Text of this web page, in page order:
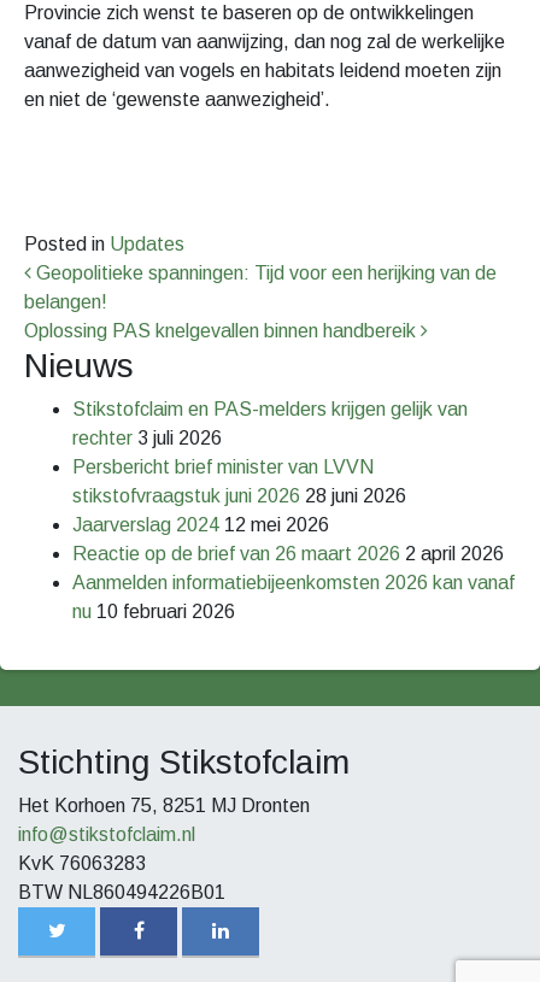
Provincie zich wenst te baseren op de ontwikkelingen
vanaf de datum van aanwijzing, dan nog zal de werkelijke
aanwezigheid van vogels en habitats leidend moeten zijn
en niet de ‘gewenste aanwezigheid’.
Posted in Updates
Bericht Navigatie
Geopolitieke spanningen: Tijd voor een herijking van de
belangen!
Oplossing PAS knelgevallen binnen handbereik
Nieuws
Stikstofclaim en PAS-melders krijgen gelijk van
rechter 3 juli 2026
Persbericht brief minister van LVVN
stikstofvraagstuk juni 2026 28 juni 2026
Jaarverslag 2024 12 mei 2026
Reactie op de brief van 26 maart 2026 2 april 2026
Aanmelden informatiebijeenkomsten 2026 kan vanaf
nu 10 februari 2026
Stichting Stikstofclaim
Het Korhoen 75, 8251 MJ Dronten
info@stikstofclaim.nl
KvK 76063283
BTW NL860494226B01